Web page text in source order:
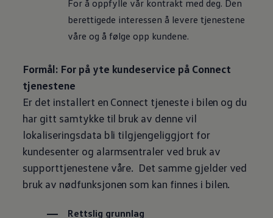
For å oppfylle vår kontrakt med deg. Den
berettigede interessen å levere tjenestene
våre og å følge opp kundene.
Formål: For på yte kundeservice på Connect
tjenestene
Er det installert en Connect tjeneste i bilen og du
har gitt samtykke til bruk av denne vil
lokaliseringsdata bli tilgjengeliggjort for
kundesenter og alarmsentraler ved bruk av
supporttjenestene våre. Det samme gjelder ved
bruk av nødfunksjonen som kan finnes i bilen.
Rettslig grunnlag